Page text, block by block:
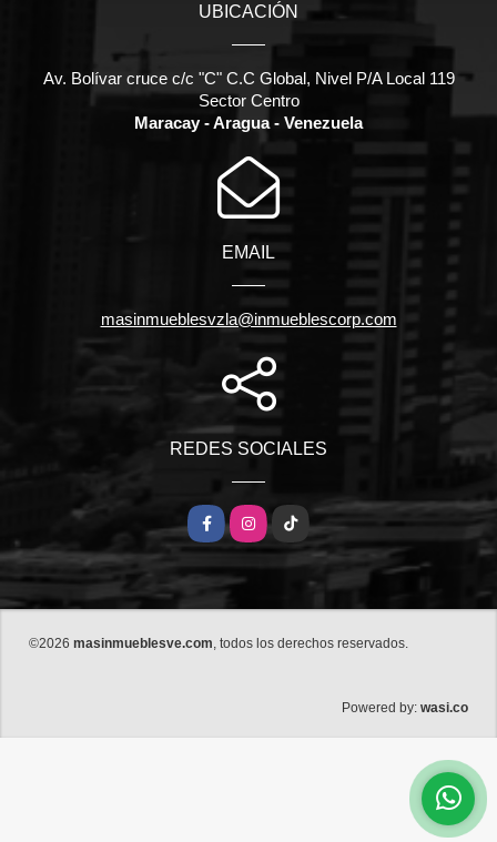
UBICACIÓN
Av. Bolívar cruce c/c "C" C.C Global, Nivel P/A Local 119
Sector Centro
Maracay - Aragua - Venezuela
EMAIL
masinmueblesvzla@inmueblescorp.com
REDES SOCIALES
FacebookInstagramTikTok
©2026 masinmueblesve.com , todos los derechos reservados.
Powered by: wasi.co